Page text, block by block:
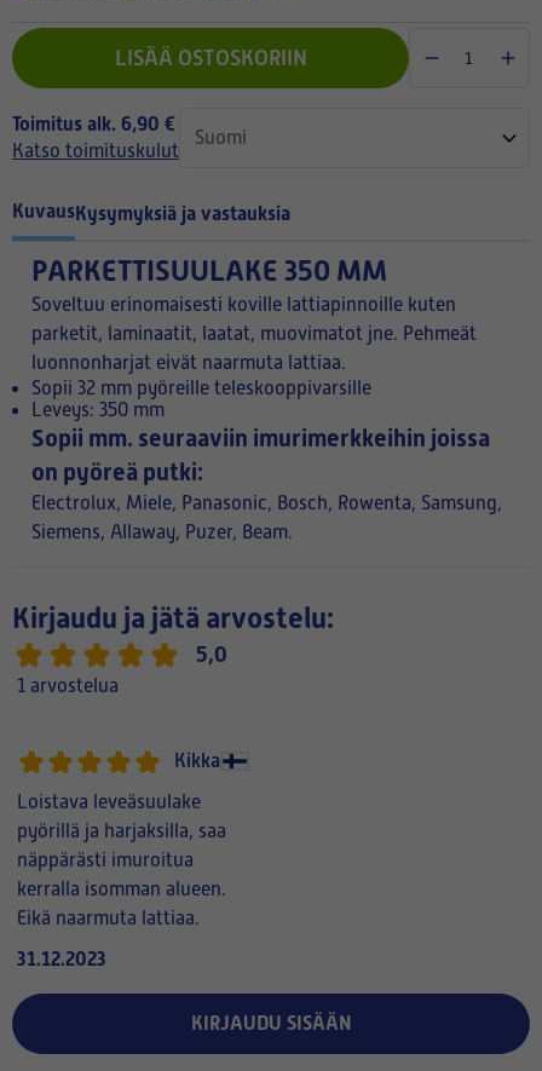
LISÄÄ OSTOSKORIIN
Toimitus alk. 6,90 €
Katso toimituskulut
KuvausKysymyksiä ja vastauksia
PARKETTISUULAKE 350 MM
Soveltuu erinomaisesti koville lattiapinnoille kuten
parketit, laminaatit, laatat, muovimatot jne. Pehmeät
luonnonharjat eivät naarmuta lattiaa.
Sopii 32 mm pyöreille teleskooppivarsille
Leveys: 350 mm
Sopii mm. seuraaviin imurimerkkeihin joissa
on pyöreä putki:
Electrolux, Miele, Panasonic, Bosch, Rowenta, Samsung,
Siemens, Allaway, Puzer, Beam.
Kirjaudu ja jätä arvostelu:
5,0
1 arvostelua
Kikka
Loistava leveäsuulake
pyörillä ja harjaksilla, saa
näppärästi imuroitua
kerralla isomman alueen.
Eikä naarmuta lattiaa.
31.12.2023
KIRJAUDU SISÄÄN